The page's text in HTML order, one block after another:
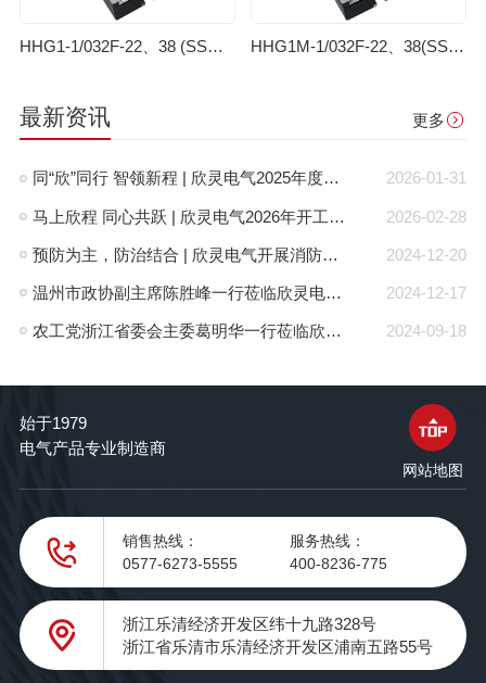
HHG1-1/032F-22、38 (SSR-DA)单相固体继电器( 直流控制交流) HHG1M-1/032F-22、38(SSR-DA)（抗干扰型）固体继电器（直流控制交流）
最新资讯 更多
2026-01-31
同“欣”同行 智领新程 | 欣灵电气2025年度表彰总结大会暨新年酒会成功举办！
2026-02-28
马上欣程 同心共跃 | 欣灵电气2026年开工大吉！
2024-12-20
预防为主，防治结合 | 欣灵电气开展消防应急预案演练活动
2024-12-17
温州市政协副主席陈胜峰一行莅临欣灵电气调研指导
2024-09-18
农工党浙江省委会主委葛明华一行莅临欣灵电气考察调研
始于1979
电气产品专业制造商
网站地图
销售热线：
0577-6273-5555
服务热线：
400-8236-775
浙江乐清经济开发区纬十九路328号
浙江省乐清市乐清经济开发区浦南五路55号